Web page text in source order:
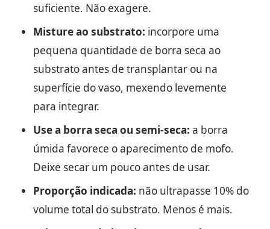
suficiente. Não exagere.
Misture ao substrato: incorpore uma
pequena quantidade de borra seca ao
substrato antes de transplantar ou na
superfície do vaso, mexendo levemente
para integrar.
Use a borra seca ou semi-seca: a borra
úmida favorece o aparecimento de mofo.
Deixe secar um pouco antes de usar.
Proporção indicada: não ultrapasse 10% do
volume total do substrato. Menos é mais.